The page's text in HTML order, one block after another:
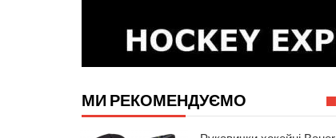
МИ РЕКОМЕНДУЄМО